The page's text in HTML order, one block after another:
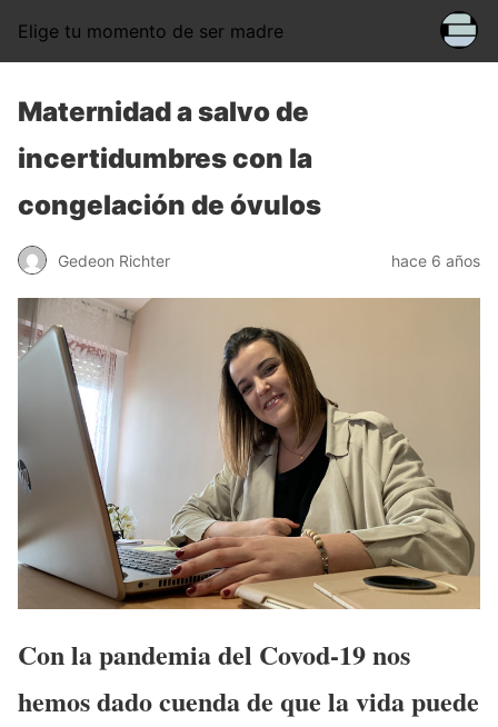
Elige tu momento de ser madre
Maternidad a salvo de
incertidumbres con la
congelación de óvulos
Gedeon Richter hace 6 años
Con la pandemia del Covod-19 nos
hemos dado cuenda de que la vida puede